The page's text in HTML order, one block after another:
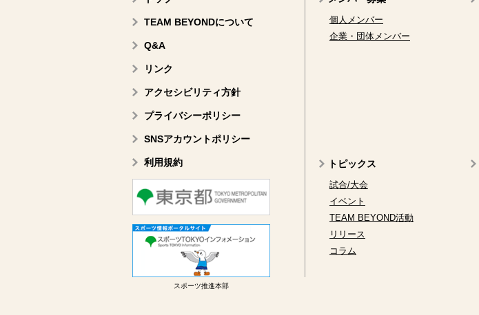
TEAM BEYONDについて
Q&A
リンク
アクセシビリティ方針
プライバシーポリシー
SNSアカウントポリシー
利用規約
スポーツ推進本部
個人メンバー
企業・団体メンバー
トピックス
試合/大会
イベント
TEAM BEYOND活動
リリース
コラム